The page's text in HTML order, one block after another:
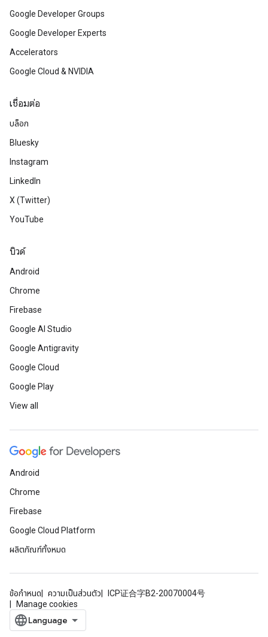
Google Developer Groups
Google Developer Experts
Accelerators
Google Cloud & NVIDIA
เชื่อมต่อ
บล็อก
Bluesky
Instagram
LinkedIn
X (Twitter)
YouTube
บิวด์
Android
Chrome
Firebase
Google AI Studio
Google Antigravity
Google Cloud
Google Play
View all
Android
Chrome
Firebase
Google Cloud Platform
ผลิตภัณฑ์ทั้งหมด
ข้อกำหนด ความเป็นส่วนตัว
ICP证合字B2-20070004号
Manage cookies